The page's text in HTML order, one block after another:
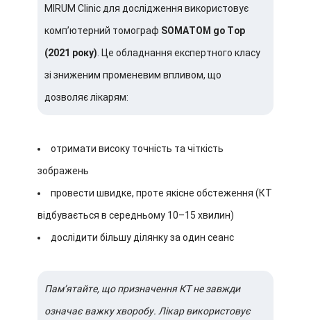
MIRUM Clinic для дослідження використовує
комп’ютерний томограф SOMATOM go Top
(2021 року) . Це обладнання експертного класу
зі зниженим променевим впливом, що
дозволяє лікарям:
отримати високу точність та чіткість
зображень
провести швидке, проте якісне обстеження (КТ
відбувається в середньому 10–15 хвилин)
дослідити більшу ділянку за один сеанс
Пам’ятайте, що призначення КТ не завжди
означає важку хворобу. Лікар використовує